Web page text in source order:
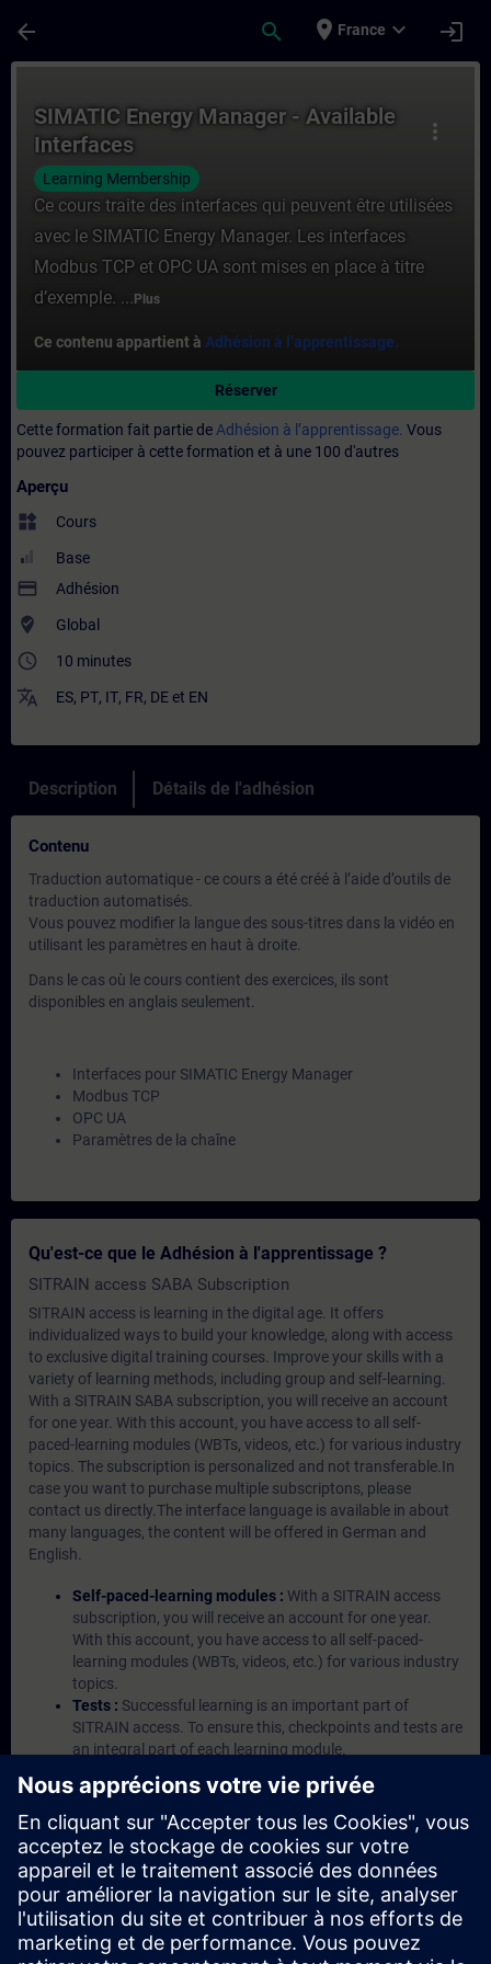
arrow_back search place France expand_more login
more_vert
SIMATIC Energy Manager - Available
Interfaces
Learning Membership
Ce cours traite des interfaces qui peuvent être utilisées
avec le SIMATIC Energy Manager. Les interfaces
Modbus TCP et OPC UA sont mises en place à titre
d’exemple. ... Plus
Ce contenu appartient à Adhésion à l’apprentissage.
Réserver
Cette formation fait partie de Adhésion à l’apprentissage. Vous
pouvez participer à cette formation et à une 100 d'autres
Aperçu
widgets Cours
Base
payment Adhésion
where_to_vote Global
access_time 10 minutes
translate ES, PT, IT, FR, DE et EN
Description Détails de l'adhésion
Contenu
Traduction automatique - ce cours a été créé à l’aide d’outils de
traduction automatisés.
Vous pouvez modifier la langue des sous-titres dans la vidéo en
utilisant les paramètres en haut à droite.
Dans le cas où le cours contient des exercices, ils sont
disponibles en anglais seulement.
Interfaces pour SIMATIC Energy Manager
Modbus TCP
OPC UA
Paramètres de la chaîne
Qu'est-ce que le Adhésion à l'apprentissage ?
SITRAIN access SABA Subscription
SITRAIN access is learning in the digital age. It offers
individualized ways to build your knowledge, along with access
to exclusive digital training courses. Improve your skills with a
variety of learning methods, including group and self-learning.
With a SITRAIN SABA subscription, you will receive an account
for one year. With this account, you have access to all self-
paced-learning modules (WBTs, videos, etc.) for various industry
topics. The subscription is personalized and not transferable.In
case you want to purchase multiple subscriptons, please
contact us directly.The interface language is available in about
many languages, the content will be offered in German and
English.
Self-paced-learning modules : With a SITRAIN access
subscription, you will receive an account for one year.
With this account, you have access to all self-paced-
learning modules (WBTs, videos, etc.) for various industry
topics.
Tests : Successful learning is an important part of
SITRAIN access. To ensure this, checkpoints and tests are
an integral part of each learning module.
based environment with pre-installed software ( TIA
Portal etc.) In your first SITRAIN access subscription two
(2) hours for VE Lab are included.
Expert Talks :In regular webinars, you will receive first-
hand information from our experts on Siemens Industry
products.
Management Account :A management account is
possible if at least five (5) subscriptions are purchased.